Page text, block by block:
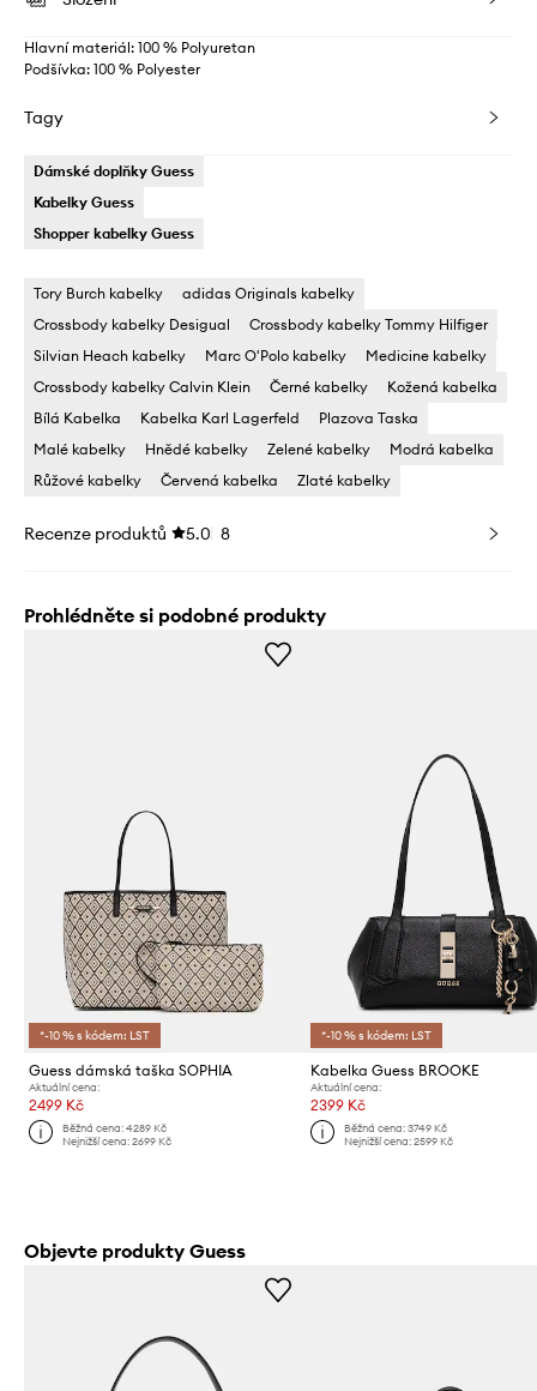
Hlavní materiál: 100 % Polyuretan
Podšívka: 100 % Polyester
Tagy
Dámské doplňky Guess
Kabelky Guess
Shopper kabelky Guess
Tory Burch kabelky
adidas Originals kabelky
Crossbody kabelky Desigual
Crossbody kabelky Tommy Hilfiger
Silvian Heach kabelky
Marc O'Polo kabelky
Medicine kabelky
Crossbody kabelky Calvin Klein
Černé kabelky
Kožená kabelka
Bílá Kabelka
Kabelka Karl Lagerfeld
Plazova Taska
Malé kabelky
Hnědé kabelky Zelené kabelky
Modrá kabelka
Růžové kabelky
Červená kabelka Zlaté kabelky
Recenze produktů 5.0 8
Prohlédněte si podobné produkty
*-10 % s kódem: LST
Guess dámská taška SOPHIA
Aktuální cena:
2499 Kč
Běžná cena:4289 Kč
Nejnižší cena:2699 Kč
*-10 % s kódem: LST
Kabelka Guess BROOKE
Aktuální cena:
2399 Kč
Běžná cena: 3749 Kč
Nejnižší cena: 2599 Kč
Objevte produkty Guess